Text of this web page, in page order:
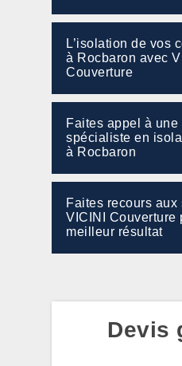
L’isolation de vos
à Rocbaron avec
Couverture
Faites appel à une
spécialiste en
à Rocbaron
Faites recours aux
VICINI Couverture
meilleur résultat
Devis